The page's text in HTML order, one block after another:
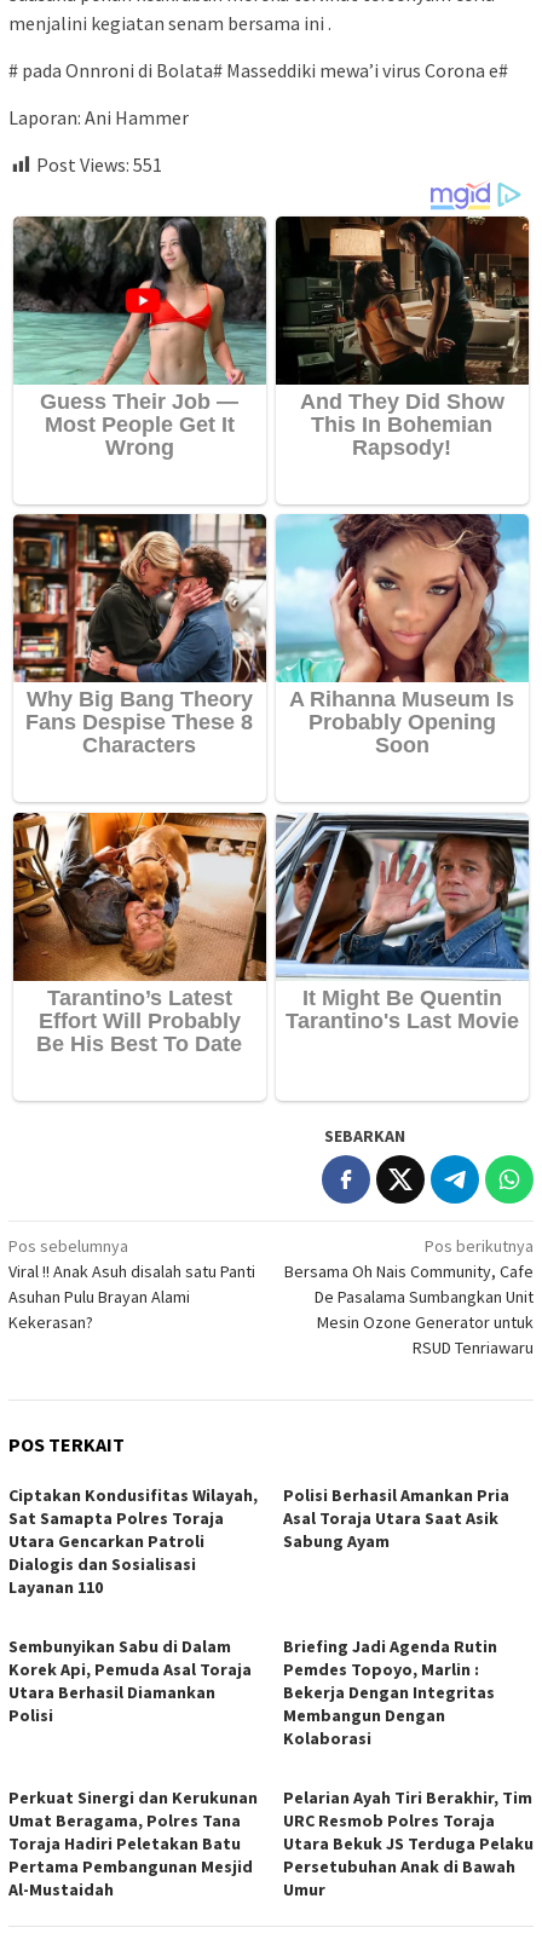
menjalini kegiatan senam bersama ini .
# pada Onnroni di Bolata# Masseddiki mewa’i virus Corona e#
Laporan: Ani Hammer
Post Views: 551
SEBARKAN
Navigasi
pos
Pos sebelumnya
Viral !! Anak Asuh disalah satu Panti
Asuhan Pulu Brayan Alami
Kekerasan?
Pos berikutnya
Bersama Oh Nais Community, Cafe
De Pasalama Sumbangkan Unit
Mesin Ozone Generator untuk
RSUD Tenriawaru
POS TERKAIT
Ciptakan Kondusifitas Wilayah,
Sat Samapta Polres Toraja
Utara Gencarkan Patroli
Dialogis dan Sosialisasi
Layanan 110
Polisi Berhasil Amankan Pria
Asal Toraja Utara Saat Asik
Sabung Ayam
Sembunyikan Sabu di Dalam
Korek Api, Pemuda Asal Toraja
Utara Berhasil Diamankan
Polisi
Briefing Jadi Agenda Rutin
Pemdes Topoyo, Marlin :
Bekerja Dengan Integritas
Membangun Dengan
Kolaborasi
Perkuat Sinergi dan Kerukunan
Umat Beragama, Polres Tana
Toraja Hadiri Peletakan Batu
Pertama Pembangunan Mesjid
Al-Mustaidah
Pelarian Ayah Tiri Berakhir, Tim
URC Resmob Polres Toraja
Utara Bekuk JS Terduga Pelaku
Persetubuhan Anak di Bawah
Umur